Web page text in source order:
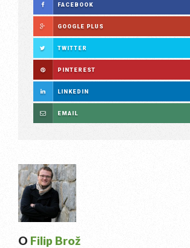
FACEBOOK
GOOGLE PLUS
TWITTER
PINTEREST
LINKEDIN
EMAIL
O Filip Brož